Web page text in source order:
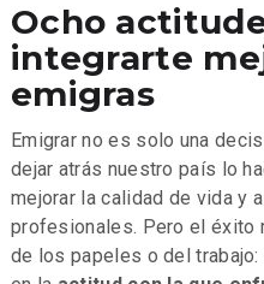
Ocho
integrarte
emigras
Emigrar no es solo una
dejar atrás nuestro país lo
mejorar la calidad de vida y
profesionales. Pero el éxito
de los papeles o del